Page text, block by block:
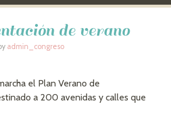
de verano
admin_congreso
el Plan Verano de
a 200 avenidas y calles que